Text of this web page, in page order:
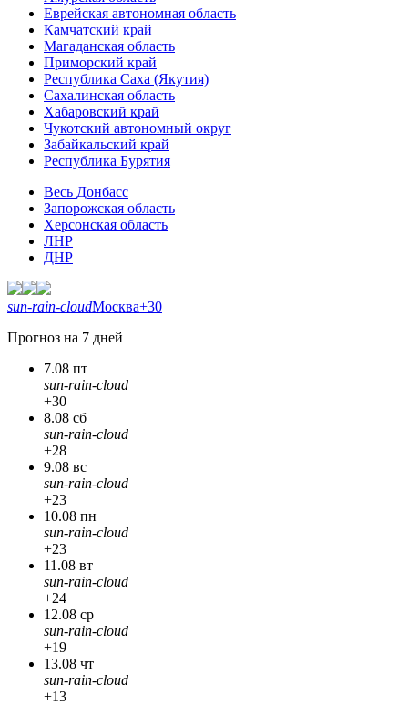
Еврейская автономная область
Камчатский край
Магаданская область
Приморский край
Республика Саха (Якутия)
Сахалинская область
Хабаровский край
Чукотский автономный округ
Забайкальский край
Республика Бурятия
Весь Донбасс
Запорожская область
Херсонская область
ЛНР
ДНР
sun-rain-cloudМосква+30
Прогноз на 7 дней
7.08 пт
sun-rain-cloud
+30
8.08 сб
sun-rain-cloud
+28
9.08 вс
sun-rain-cloud
+23
10.08 пн
sun-rain-cloud
+23
11.08 вт
sun-rain-cloud
+24
12.08 ср
sun-rain-cloud
+19
13.08 чт
sun-rain-cloud
+13